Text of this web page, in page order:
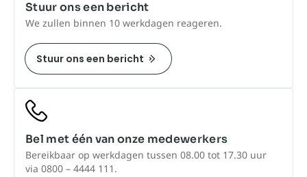
Stuur ons een bericht
We zullen binnen 10 werkdagen reageren.
Stuur ons een bericht
Bel met één van onze medewerkers
Bereikbaar op werkdagen tussen 08.00 tot 17.30 uur
via 0800 – 4444 111.